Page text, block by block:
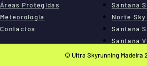
Áreas Protegidas
Meteorologia
Contactos
Santana
Norte Sky
Santana
Santana
Madeira
© Ultra Skyrunning Madeira